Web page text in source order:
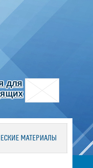
для
МАТЕРИАЛЫ